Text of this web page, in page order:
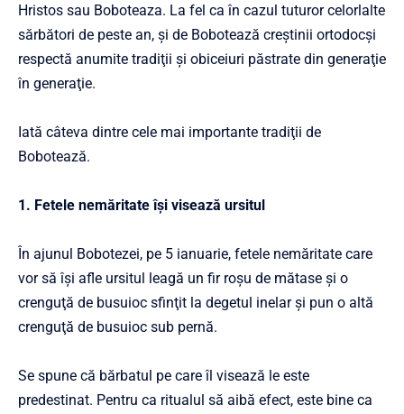
Hristos sau Boboteaza. La fel ca în cazul tuturor celorlalte
sărbători de peste an, şi de Bobotează creştinii ortodocşi
respectă anumite tradiţii şi obiceiuri păstrate din generaţie
în generaţie.
Iată câteva dintre cele mai importante tradiţii de
Bobotează.
1. Fetele nemăritate îşi visează ursitul
În ajunul Bobotezei, pe 5 ianuarie, fetele nemăritate care
vor să îşi afle ursitul leagă un fir roşu de mătase şi o
crenguţă de busuioc sfinţit la degetul inelar şi pun o altă
crenguţă de busuioc sub pernă.
Se spune că bărbatul pe care îl visează le este
predestinat. Pentru ca ritualul să aibă efect, este bine ca